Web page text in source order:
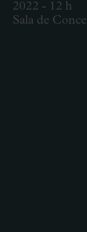
2022 - 12 h
Sala de